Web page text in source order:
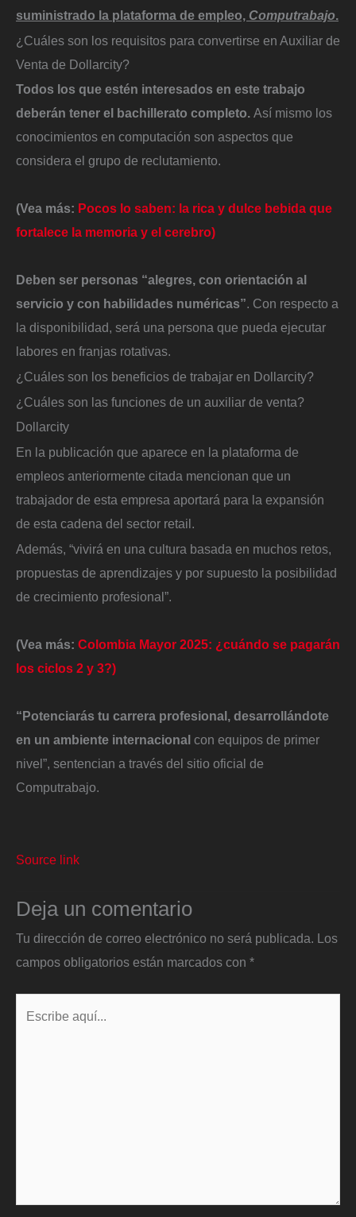
suministrado la plataforma de empleo, Computrabajo.
¿Cuáles son los requisitos para convertirse en Auxiliar de
Venta de Dollarcity?
Todos los que estén interesados en este trabajo
deberán tener el bachillerato completo. Así mismo los
conocimientos en computación son aspectos que
considera el grupo de reclutamiento.
(Vea más: Pocos lo saben: la rica y dulce bebida que
fortalece la memoria y el cerebro)
Deben ser personas “alegres, con orientación al
servicio y con habilidades numéricas”. Con respecto a
la disponibilidad, será una persona que pueda ejecutar
labores en franjas rotativas.
¿Cuáles son los beneficios de trabajar en Dollarcity?
¿Cuáles son las funciones de un auxiliar de venta?
Dollarcity
En la publicación que aparece en la plataforma de
empleos anteriormente citada mencionan que un
trabajador de esta empresa aportará para la expansión
de esta cadena del sector retail.
Además, “vivirá en una cultura basada en muchos retos,
propuestas de aprendizajes y por supuesto la posibilidad
de crecimiento profesional”.
(Vea más: Colombia Mayor 2025: ¿cuándo se pagarán
los ciclos 2 y 3?)
“Potenciarás tu carrera profesional, desarrollándote
en un ambiente internacional con equipos de primer
nivel”, sentencian a través del sitio oficial de
Computrabajo.
Source link
Deja un comentario
Tu dirección de correo electrónico no será publicada. Los
campos obligatorios están marcados con *